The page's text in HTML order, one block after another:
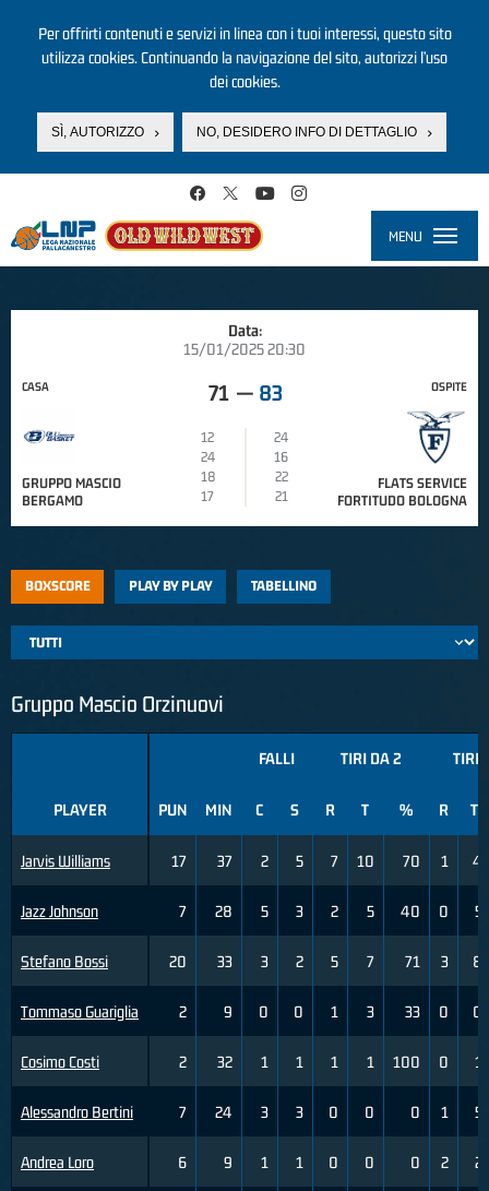
Per offrirti contenuti e servizi in linea con i tuoi interessi, questo sito
utilizza cookies. Continuando la navigazione del sito, autorizzi l’uso
dei cookies.
SÌ, AUTORIZZO NO, DESIDERO INFO DI DETTAGLIO
MENU
Data:
15/01/2025 20:30
CASA
GRUPPO MASCIO
BERGAMO
71 — 83
12
24
24
16
18
22
17
21
OSPITE
FLATS SERVICE
FORTITUDO BOLOGNA
BOXSCORE PLAY BY PLAY TABELLINO
Gruppo Mascio Orzinuovi
PLAYER
Jarvis Williams
Jazz Johnson
Stefano Bossi
Tommaso Guariglia
Cosimo Costi
Alessandro Bertini
Andrea Loro
FALLI TIRI DA 2 TIRI
PUN MIN C S R T % R T
17 37 2 5 7 10 70 1 4
7 28 5 3 2 5 40 0 5
20 33 3 2 5 7 71 3 8
2 9 0 0 1 3 33 0 0
2 32 1 1 1 1 100 0 1
7 24 3 3 0 0 0 1 5
6 9 1 1 0 0 0 2 2